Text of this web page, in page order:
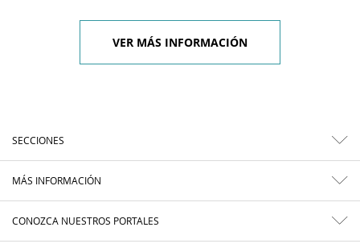
VER MÁS INFORMACIÓN
SECCIONES
MÁS INFORMACIÓN
CONOZCA NUESTROS PORTALES